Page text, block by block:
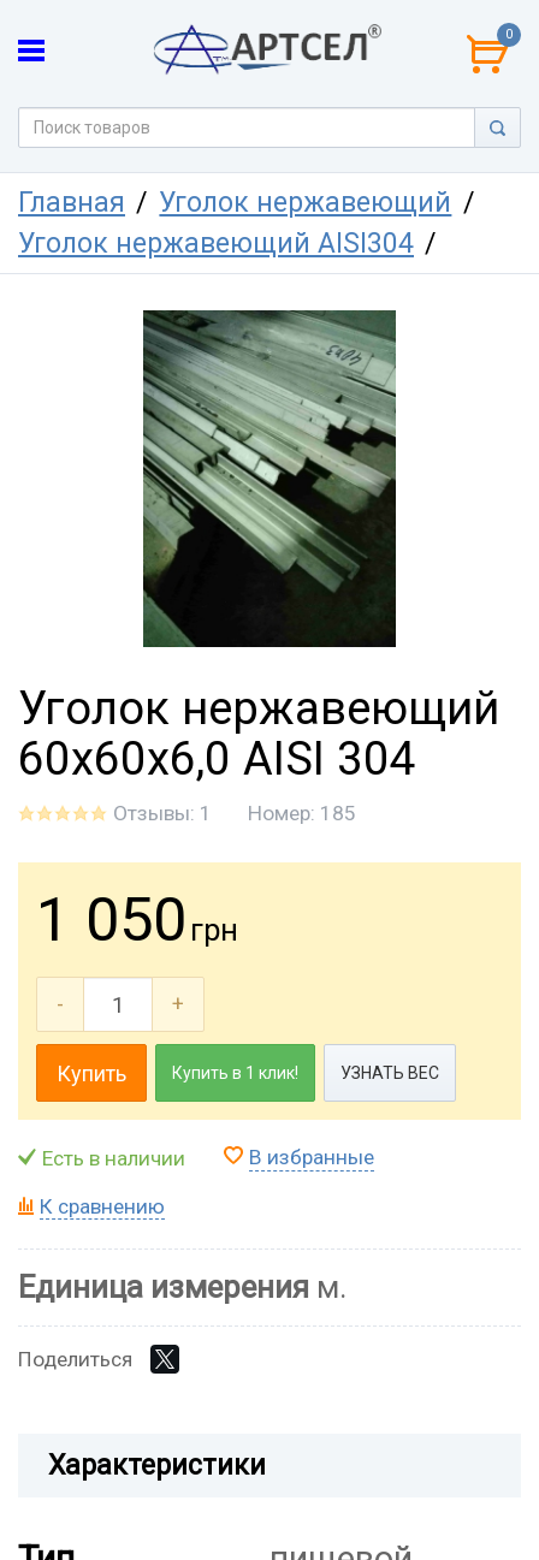
0
Главная
Уголок нержавеющий
Уголок нержавеющий AISI304
Уголок нержавеющий
60х60х6,0 AISI 304
Отзывы: 1 Номер: 185
1 050 грн
- +
Купить Купить в 1 клик! УЗНАТЬ ВЕС
Есть в наличии В избранные
К сравнению
Единица измерения м.
Поделиться
Характеристики